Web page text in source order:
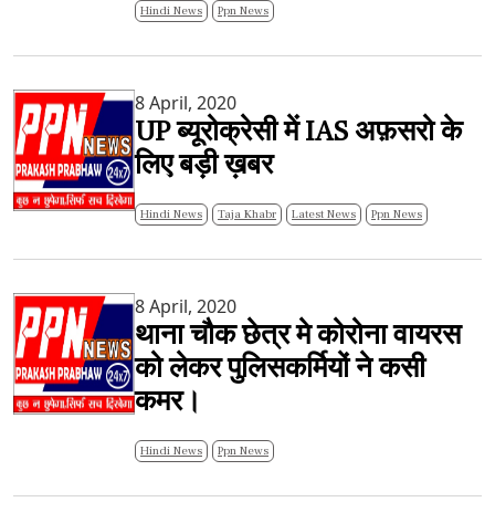
Hindi News Ppn News
8 April, 2020
UP ब्यूरोक्रेसी में IAS अफ़सरो के
लिए बड़ी ख़बर
Hindi News Taja Khabr Latest News Ppn News
8 April, 2020
थाना चौक छेत्र मे कोरोना वायरस
को लेकर पुलिसकर्मियों ने कसी
कमर।
Hindi News Ppn News